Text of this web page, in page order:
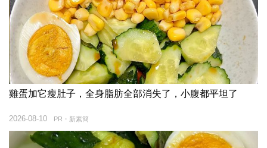
雞蛋加它瘦肚子，全身脂肪全部消失了，小腹都平坦了
PR・新素簡
2026-08-10